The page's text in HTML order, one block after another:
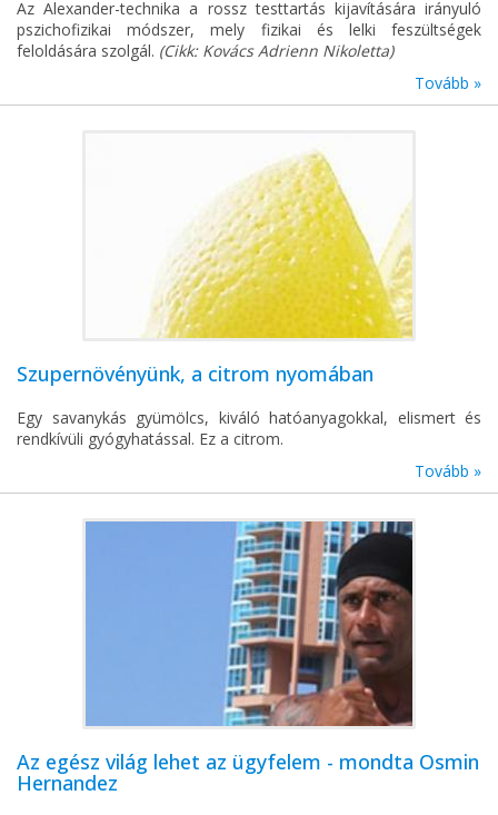
Az Alexander-technika a rossz testtartás kijavítására irányuló
pszichofizikai módszer, mely fizikai és lelki feszültségek
feloldására szolgál. (Cikk: Kovács Adrienn Nikoletta)
Tovább »
Szupernövényünk, a citrom nyomában
Egy savanykás gyümölcs, kiváló hatóanyagokkal, elismert és
rendkívüli gyógyhatással. Ez a citrom.
Tovább »
Az egész világ lehet az ügyfelem - mondta Osmin
Hernandez